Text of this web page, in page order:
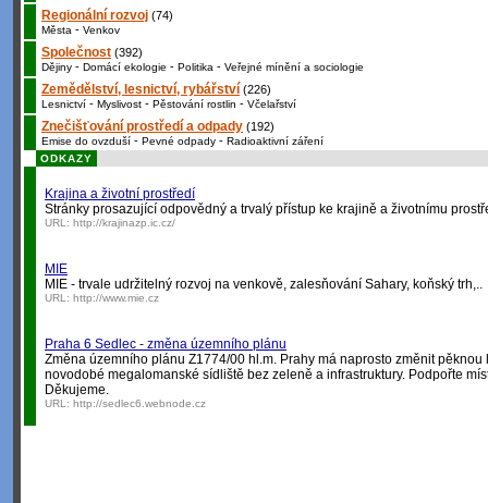
Regionální rozvoj (74)
Města - Venkov
Společnost (392)
Dějiny - Domácí ekologie - Politika - Veřejné mínění a sociologie
Zemědělství, lesnictví, rybářství (226)
Lesnictví - Myslivost - Pěstování rostlin - Včelařství
Znečišťování prostředí a odpady (192)
Emise do ovzduší - Pevné odpady - Radioaktivní záření
ODKAZY
Krajina a životní prostředí
Stránky prosazující odpovědný a trvalý přístup ke krajině a životnímu
URL: http://krajinazp.ic.cz/
MIE
MIE - trvale udržitelný rozvoj na venkově, zalesňování Sahary, koňský trh,..
URL: http://www.mie.cz
Praha 6 Sedlec - změna územního plánu
Změna územního plánu Z1774/00 hl.m. Prahy má naprosto změnit
novodobé megalomanské sídliště bez zeleně a infrastruktury. Podpořte
Děkujeme.
URL: http://sedlec6.webnode.cz